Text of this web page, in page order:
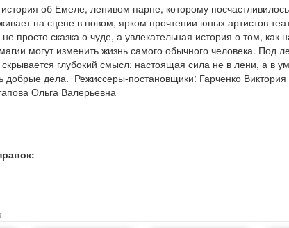
об Емеле, ленивом парне, которому
на сцене в новом, ярком прочтении юных артистов
просто сказка о чуде, а увлекательная история о том, как
могут изменить жизнь самого обычного человека. Под
глубокий смысл: настоящая сила не в лени, а в
добрые дела. Режиссеры-постановщики: Гарченко Виктория
Ольга Валерьевна